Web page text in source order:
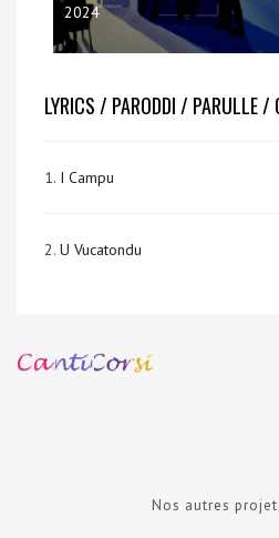
2024
LYRICS / PARODDI / PARULLE /
1. I Campu
2. U Vucatondu
Nos autres